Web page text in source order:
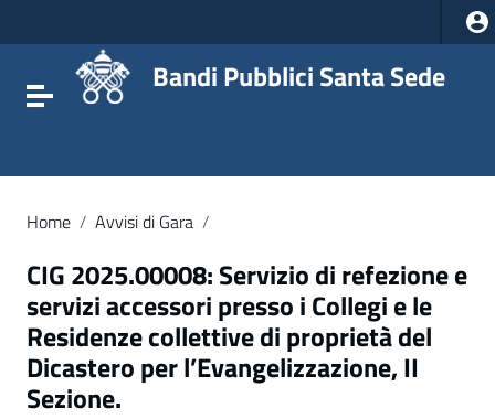
Vai al footer
Attiva / disattiva la navigazione
Bandi Pubblici Santa Sede
Home / Avvisi di Gara /
CIG 2025.00008: Servizio di refezione e
servizi accessori presso i Collegi e le
Residenze collettive di proprietà del
Dicastero per l’Evangelizzazione, II
Sezione.